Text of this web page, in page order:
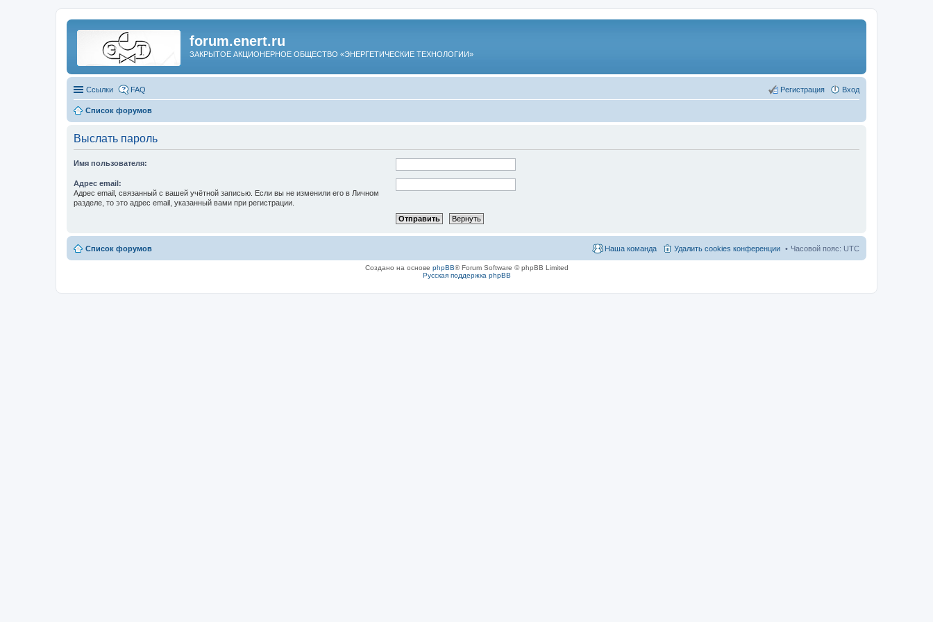
forum.enert.ru
ЗАКРЫТОЕ АКЦИОНЕРНОЕ ОБЩЕСТВО «ЭНЕРГЕТИЧЕСКИЕ ТЕХНОЛОГИИ»
Ссылки FAQ Вход
Регистрация
Список форумов
Выслать пароль
Имя пользователя:
Адрес email:
Адрес email, связанный с вашей учётной записью. Если вы не изменили его в Личном
разделе, то это адрес email, указанный вами при регистрации.
Список форумов Часовой пояс: UTC
Удалить cookies конференции
Наша команда
Создано на основе phpBB® Forum Software © phpBB Limited
Русская поддержка phpBB